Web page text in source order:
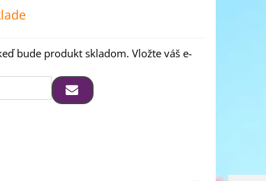
bude produkt skladom. Vložte váš e-